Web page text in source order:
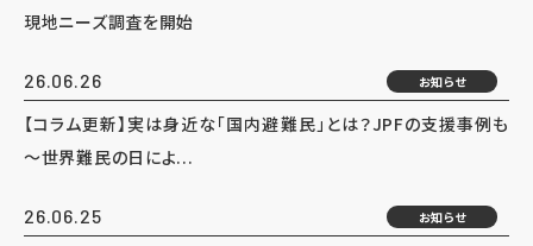
現地ニーズ調査を開始
26.06.26 お知らせ
【コラム更新】実は身近な「国内避難民」とは？JPFの支援事例も
～世界難民の日によ...
26.06.25 お知らせ